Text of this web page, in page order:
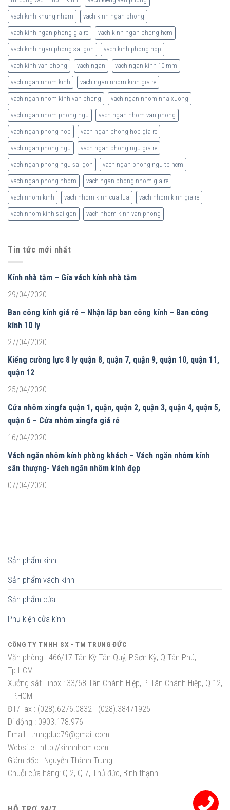
vach kinh khung nhom vach kinh ngan phong
vach kinh ngan phong gia re vach kinh ngan phong hcm
vach kinh ngan phong sai gon vach kinh phong hop
vach kinh van phong vach ngan vach ngan kinh 10 mm
vach ngan nhom kinh vach ngan nhom kinh gia re
vach ngan nhom kinh van phong vach ngan nhom nha xuong
vach ngan nhom phong ngu vach ngan nhom van phong
vach ngan phong hop vach ngan phong hop gia re
vach ngan phong ngu vach ngan phong ngu gia re
vach ngan phong ngu sai gon vach ngan phong ngu tp hcm
vach ngan phong nhom vach ngan phong nhom gia re
vach nhom kinh vach nhom kinh cua lua vach nhom kinh gia re
vach nhom kinh sai gon vach nhom kinh van phong
Tin tức mới nhất
Kính nhà tắm – Gía vách kính nhà tắm
29/04/2020
Ban công kính giá rẻ – Nhận lắp ban công kính – Ban công
kính 10 ly
27/04/2020
Kiếng cường lực 8 ly quận 8, quận 7, quận 9, quận 10, quận 11,
quận 12
25/04/2020
Cửa nhôm xingfa quận 1, quận, quận 2, quận 3, quận 4, quận 5,
quận 6 – Cửa nhôm xingfa giá rẻ
16/04/2020
Vách ngăn nhôm kính phòng khách – Vách ngăn nhôm kính
sân thượng- Vách ngăn nhôm kính đẹp
07/04/2020
Sản phẩm kính
Sản phẩm vách kính
Sản phẩm cửa
Phụ kiện cửa kính
CÔNG TY TNHH SX - TM TRUNG ĐỨC
Văn phòng : 466/17 Tân Kỳ Tân Quý, P.Sơn Kỳ, Q.Tân Phú,
Tp.HCM
Xưởng sắt - inox : 33/68 Tân Chánh Hiệp, P. Tân Chánh Hiệp, Q.12,
TP.HCM
ĐT/Fax : (028).6276.0832 - (028).38471925
Di động : 0903.178.976
Email : trungduc79@gmail.com
Website : http://kinhnhom.com
Giám đốc : Nguyễn Thành Trung
Chuỗi cửa hàng: Q.2, Q.7, Thủ đức, Bình thạnh...